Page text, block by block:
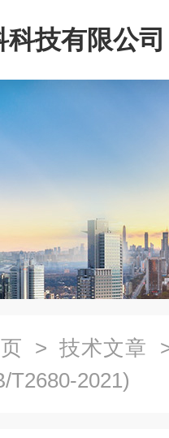
科技有限公司
> 技术文章
T2680-2021)